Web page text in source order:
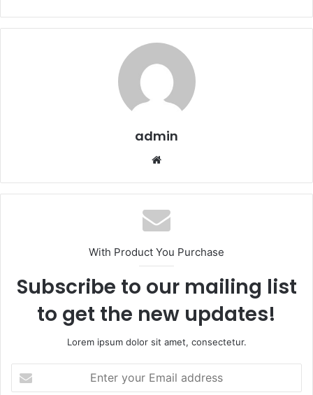
admin
With Product You Purchase
Subscribe to our mailing list
to get the new updates!
Lorem ipsum dolor sit amet, consectetur.
your